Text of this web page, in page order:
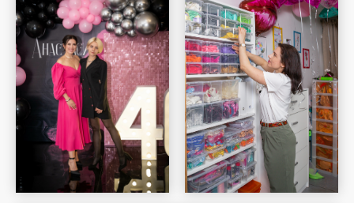
Шар Удачи на карте Москвы — Яндекс Карты